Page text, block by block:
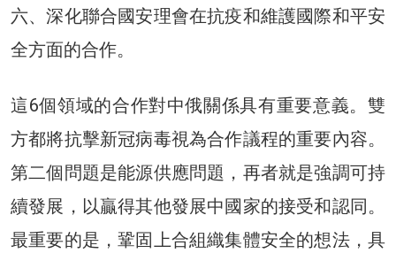
六、深化聯合國安理會在抗疫和維護國際和平安
全方面的合作。
這6個領域的合作對中俄關係具有重要意義。雙
方都將抗擊新冠病毒視為合作議程的重要內容。
第二個問題是能源供應問題，再者就是強調可持
續發展，以贏得其他發展中國家的接受和認同。
最重要的是，鞏固上合組織集體安全的想法，具